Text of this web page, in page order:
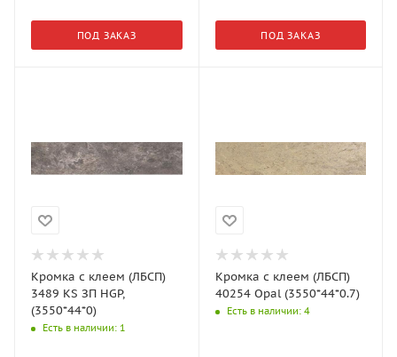
ПОД ЗАКАЗ ПОД ЗАКАЗ
Кромка с клеем (ЛБСП)
3489 KS ЗП HGP,
(3550*44*0)
Есть в наличии: 1
Кромка с клеем (ЛБСП)
40254 Opal (3550*44*0.7)
Есть в наличии: 4